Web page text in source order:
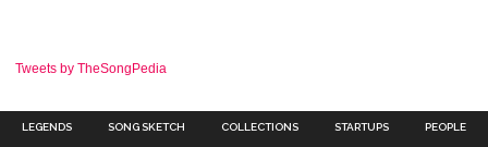
Tweets by TheSongPedia
LEGENDS SONG SKETCH COLLECTIONS STARTUPS PEOPLE